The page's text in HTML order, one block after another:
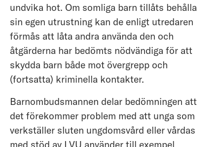
undvika hot. Om somliga barn tillåts behålla
sin egen utrustning kan de enligt utredaren
förmås att låta andra använda den och
åtgärderna har bedömts nödvändiga för att
skydda barn både mot övergrepp och
(fortsatta) kriminella kontakter.
Barnombudsmannen delar bedömningen att
det förekommer problem med att unga som
verkställer sluten ungdomsvård eller vårdas
med stöd av LVU använder till exempel